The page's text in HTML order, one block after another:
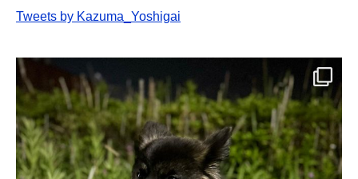
Tweets by Kazuma_Yoshigai